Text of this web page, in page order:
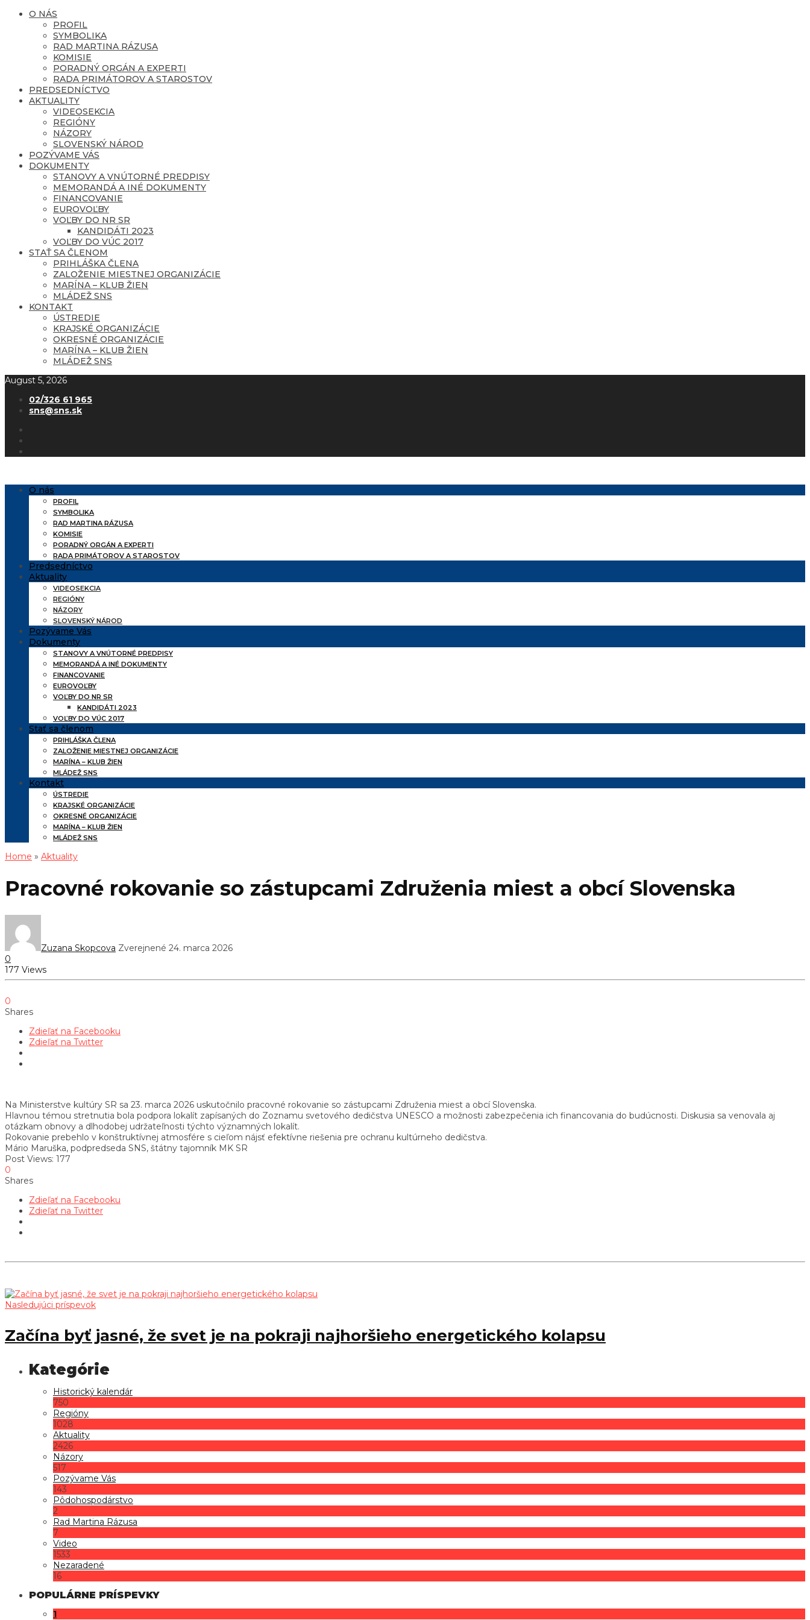
O NÁS
PROFIL
SYMBOLIKA
RAD MARTINA RÁZUSA
KOMISIE
PORADNÝ ORGÁN A EXPERTI
RADA PRIMÁTOROV A STAROSTOV
PREDSEDNÍCTVO
AKTUALITY
VIDEOSEKCIA
REGIÓNY
NÁZORY
SLOVENSKÝ NÁROD
POZÝVAME VÁS
DOKUMENTY
STANOVY A VNÚTORNÉ PREDPISY
MEMORANDÁ A INÉ DOKUMENTY
FINANCOVANIE
EUROVOĽBY
VOĽBY DO NR SR
KANDIDÁTI 2023
VOĽBY DO VÚC 2017
STAŤ SA ČLENOM
PRIHLÁŠKA ČLENA
ZALOŽENIE MIESTNEJ ORGANIZÁCIE
MARÍNA – KLUB ŽIEN
MLÁDEŽ SNS
KONTAKT
ÚSTREDIE
KRAJSKÉ ORGANIZÁCIE
OKRESNÉ ORGANIZÁCIE
MARÍNA – KLUB ŽIEN
MLÁDEŽ SNS
August 5, 2026
02/326 61 965
sns@sns.sk
O nás
PROFIL
SYMBOLIKA
RAD MARTINA RÁZUSA
KOMISIE
PORADNÝ ORGÁN A EXPERTI
RADA PRIMÁTOROV A STAROSTOV
Predsedníctvo
Aktuality
VIDEOSEKCIA
REGIÓNY
NÁZORY
SLOVENSKÝ NÁROD
Pozývame Vás
Dokumenty
STANOVY A VNÚTORNÉ PREDPISY
MEMORANDÁ A INÉ DOKUMENTY
FINANCOVANIE
EUROVOĽBY
VOĽBY DO NR SR
KANDIDÁTI 2023
VOĽBY DO VÚC 2017
Stať sa členom
PRIHLÁŠKA ČLENA
ZALOŽENIE MIESTNEJ ORGANIZÁCIE
MARÍNA – KLUB ŽIEN
MLÁDEŽ SNS
Kontakt
ÚSTREDIE
KRAJSKÉ ORGANIZÁCIE
OKRESNÉ ORGANIZÁCIE
MARÍNA – KLUB ŽIEN
MLÁDEŽ SNS
Home » Aktuality
Pracovné rokovanie so zástupcami Združenia miest a obcí Slovenska
Zuzana Skopcova Zverejnené 24. marca 2026
0
177 Views
0
Shares
Zdieľať na Facebooku
Zdieľať na Twitter
Na Ministerstve kultúry SR sa 23. marca 2026 uskutočnilo pracovné rokovanie so zástupcami Združenia miest a obcí Slovenska.
Hlavnou témou stretnutia bola podpora lokalít zapísaných do Zoznamu svetového dedičstva UNESCO a možnosti zabezpečenia ich financovania do budúcnosti. Diskusia sa venovala aj
otázkam obnovy a dlhodobej udržateľnosti týchto významných lokalít.
Rokovanie prebehlo v konštruktívnej atmosfére s cieľom nájsť efektívne riešenia pre ochranu kultúrneho dedičstva.
Mário Maruška, podpredseda SNS, štátny tajomník MK SR
Post Views: 177
0
Shares
Zdieľať na Facebooku
Zdieľať na Twitter
Nasledujúci príspevok
Začína byť jasné, že svet je na pokraji najhoršieho energetického kolapsu
Historický kalendár
750
Regióny
1028
Aktuality
2426
Názory
517
Pozývame Vás
143
Pôdohospodárstvo
2
Rad Martina Rázusa
7
Video
1533
Nezaradené
16
POPULÁRNE PRÍSPEVKY
1